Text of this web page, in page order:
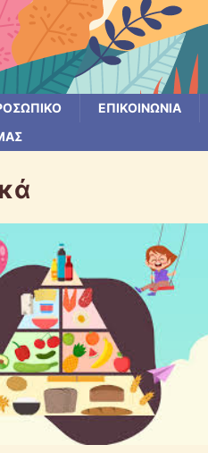
ΕΠΙΚΟΙΝΩΝΙΑ